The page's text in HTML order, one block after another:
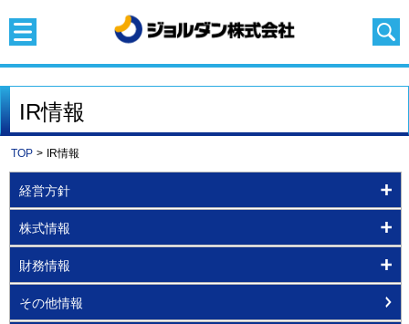
IR情報
TOP > IR情報
経営方針
株式情報
財務情報
その他情報